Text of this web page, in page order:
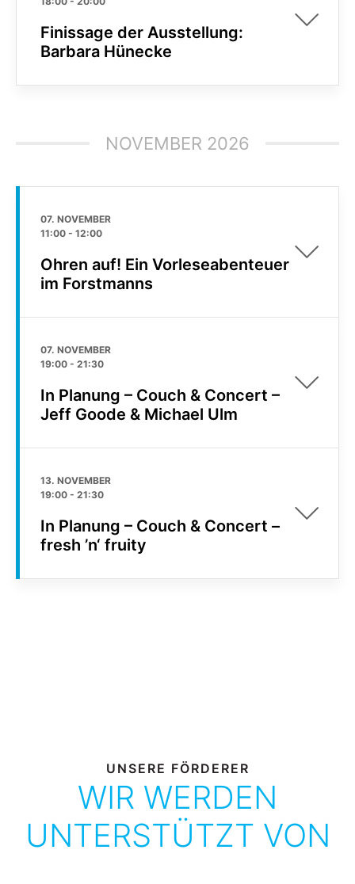
Finissage der Ausstellung:
Barbara Hünecke
NOVEMBER 2026
07. NOVEMBER
11:00 - 12:00
Ohren auf! Ein Vorleseabenteuer
im Forstmanns
07. NOVEMBER
19:00 - 21:30
In Planung – Couch & Concert –
Jeff Goode & Michael Ulm
13. NOVEMBER
19:00 - 21:30
In Planung – Couch & Concert –
fresh ’n‘ fruity
UNSERE FÖRDERER
WIR WERDEN
UNTERSTÜTZT VON